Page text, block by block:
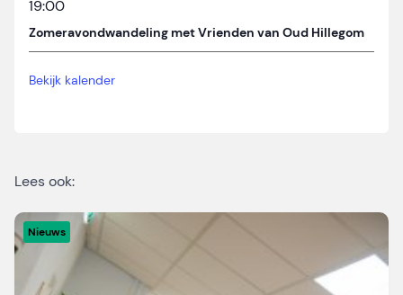
19:00
Zomeravondwandeling met Vrienden van Oud Hillegom
Bekijk kalender
Lees ook:
Nieuws